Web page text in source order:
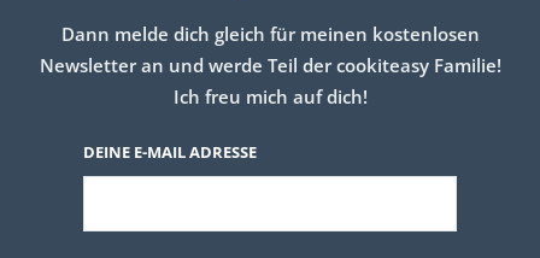
Dann melde dich gleich für meinen kostenlosen
Newsletter an und werde Teil der cookiteasy Familie!
Ich freu mich auf dich!
DEINE E-MAIL ADRESSE